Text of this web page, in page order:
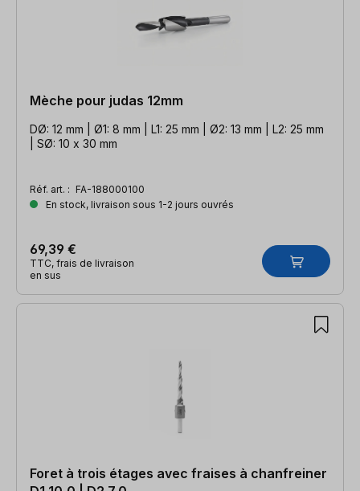
Mèche pour judas 12mm
DØ: 12 mm | Ø1: 8 mm | L1: 25 mm | Ø2: 13 mm | L2: 25 mm
| SØ: 10 x 30 mm
Réf. art. : FA-188000100
En stock, livraison sous 1-2 jours ouvrés
69,39 €
TTC, frais de livraison
en sus
Foret à trois étages avec fraises à chanfreiner